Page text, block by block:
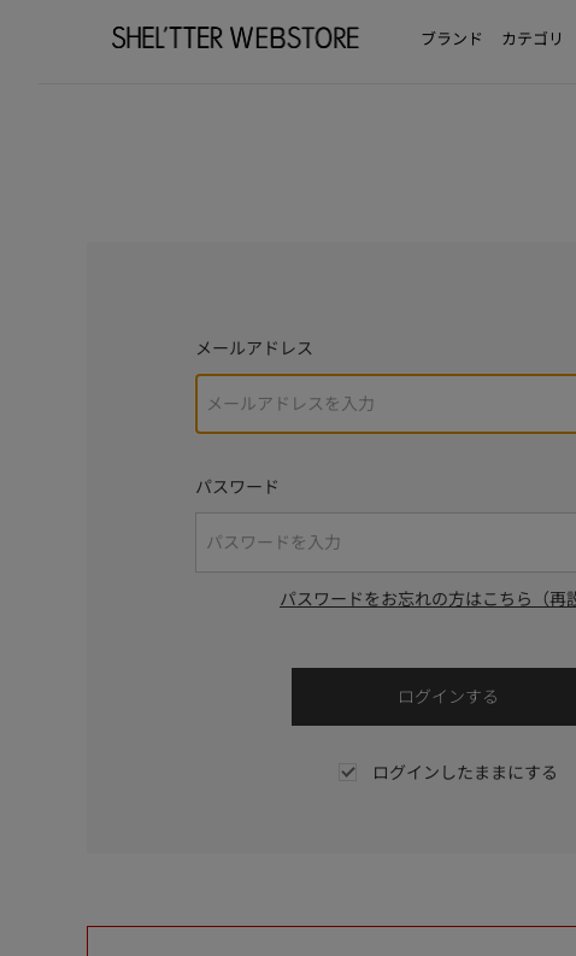
ブランド カテゴリ
メールアドレス
パスワード
パスワードをお忘れの方はこちら（再
ログインしたままにする